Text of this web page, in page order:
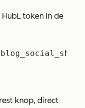
token in de
knop, direct